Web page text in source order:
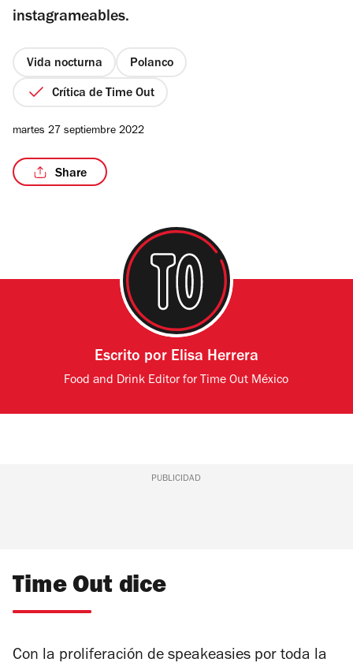
instagrameables.
Vida nocturna Polanco
Crítica de Time Out
martes 27 septiembre 2022
Share
Escrito por Elisa Herrera
Food and Drink Editor for Time Out México
PUBLICIDAD
Time Out dice
Con la proliferación de speakeasies por toda la